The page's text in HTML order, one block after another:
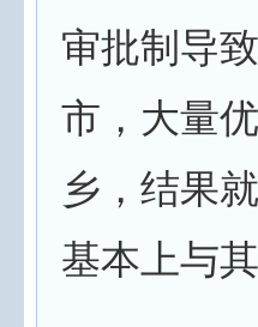
审批制导
市，大量
乡，结果
基本上与